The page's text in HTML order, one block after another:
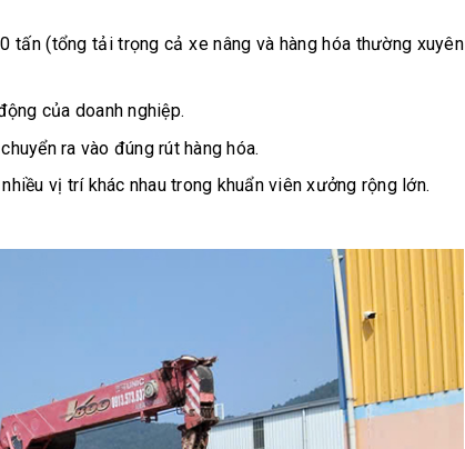
tấn (tổng tải trọng cả xe nâng và hàng hóa thường xuyên
của doanh nghiệp.
ra vào đúng rút hàng hóa.
vị trí khác nhau trong khuẩn viên xưởng rộng lớn.